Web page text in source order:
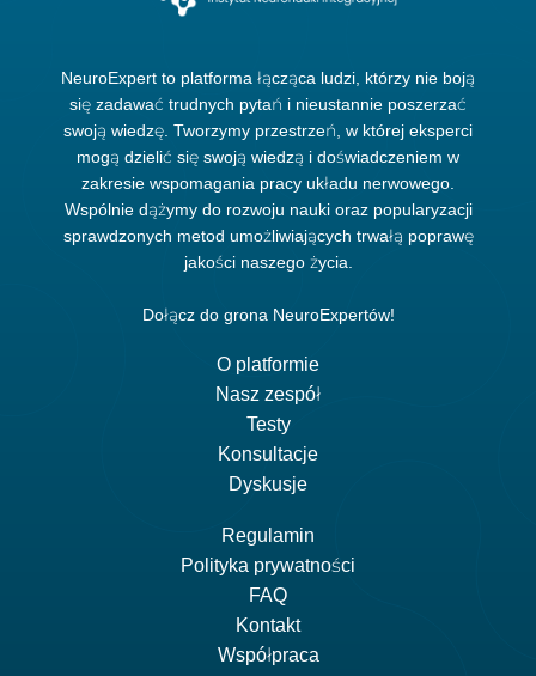
NeuroExpert to platforma łącząca ludzi, którzy nie boją
się zadawać trudnych pytań i nieustannie poszerzać
swoją wiedzę. Tworzymy przestrzeń, w której eksperci
mogą dzielić się swoją wiedzą i doświadczeniem w
zakresie wspomagania pracy układu nerwowego.
Wspólnie dążymy do rozwoju nauki oraz popularyzacji
sprawdzonych metod umożliwiających trwałą poprawę
jakości naszego życia.
Dołącz do grona NeuroExpertów!
O platformie
Nasz zespół
Testy
Konsultacje
Dyskusje
Regulamin
Polityka prywatności
FAQ
Kontakt
Współpraca